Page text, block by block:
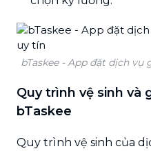
bTaskee - App đặt dịch
Quy trình vệ sinh và
bTaskee
Quy trình vệ sinh của